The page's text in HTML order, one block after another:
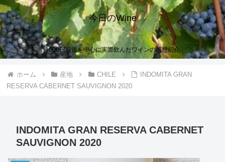
今日のWine
1000円前後を中心に実際飲んだワインの感想紹介
ホーム 産地 CHILE
INDOMITA GRAN
RESERVA CABERNET SAUVIGNON 2020
INDOMITA GRAN RESERVA CABERNET
SAUVIGNON 2020